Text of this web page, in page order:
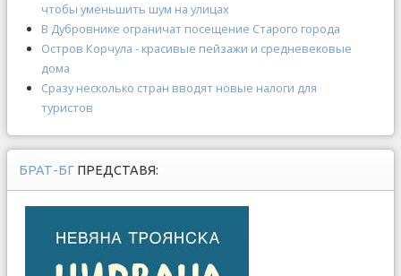
чтобы уменьшить шум на улицах
В Дубровнике ограничат посещение Старого города
Остров Корчула - красивые пейзажи и средневековые
дома
Сразу несколько стран вводят новые налоги для
туристов
БРАТ-БГ ПРЕДСТАВЯ: